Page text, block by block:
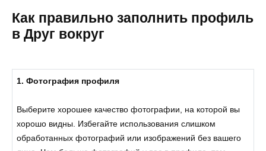
Как правильно заполнить профиль
в Друг вокруг
1. Фотография профиля
Выберите хорошее качество фотографии, на которой вы
хорошо видны. Избегайте использования слишком
обработанных фотографий или изображений без вашего